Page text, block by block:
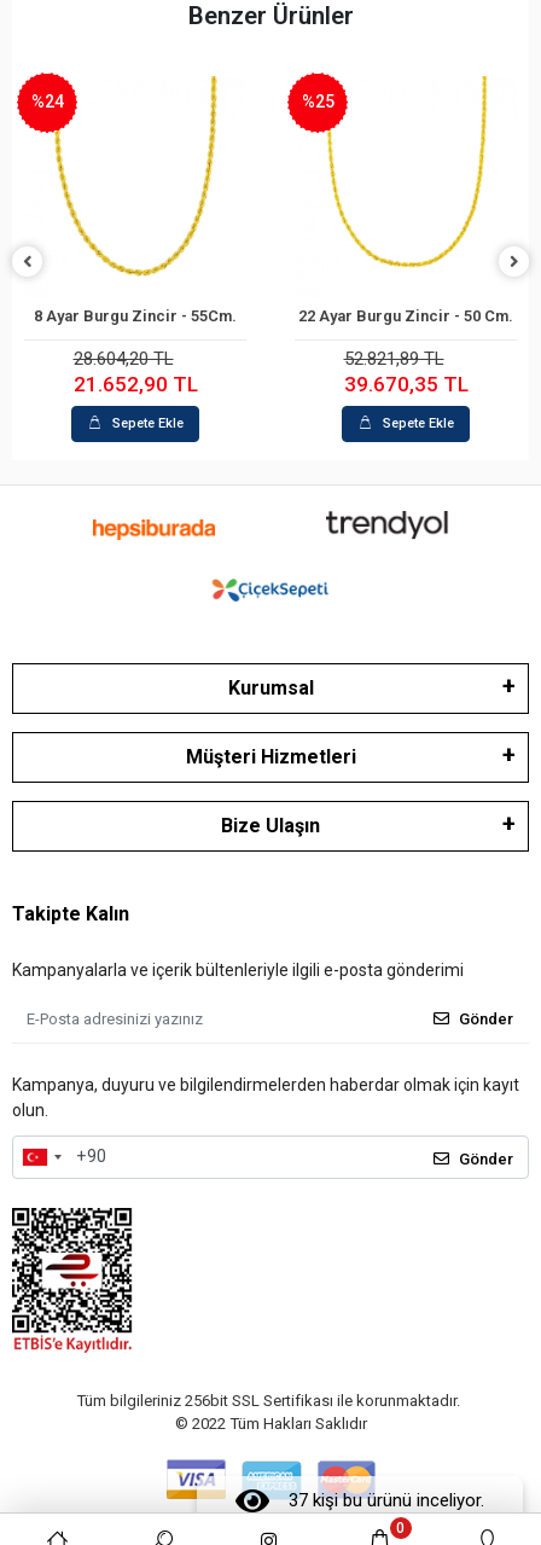
37 kişi bu ürünü inceliyor.
Benzer Ürünler
Sepete Ekle
22 Ayar Burgu Zincir - 50 Cm.
%25
52.821,89 TL
39.670,35 TL
Sepete Ekle
Sepete Ekle
22 Ayar Burgu Zincir - 65 Cm.
%25
70.551,70 TL
53.037,62 TL
Sepete Ekle
Kurumsal
Müşteri Hizmetleri
Bize Ulaşın
Takipte Kalın
Kampanyalarla ve içerik bültenleriyle ilgili e-posta gönderimi
Gönder
Kampanya, duyuru ve bilgilendirmelerden haberdar olmak için kayıt
olun.
Gönder
Tüm bilgileriniz 256bit SSL Sertifikası ile korunmaktadır.
© 2022 Tüm Hakları Saklıdır
0